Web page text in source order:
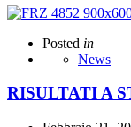
Posted in
News
RISULTATI A